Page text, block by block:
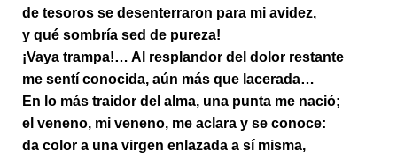
de tesoros se desenterraron para mi avidez,
y qué sombría sed de pureza!
¡Vaya trampa!… Al resplandor del dolor restante
me sentí conocida, aún más que lacerada…
En lo más traidor del alma, una punta me nació;
el veneno, mi veneno, me aclara y se conoce:
da color a una virgen enlazada a sí misma,